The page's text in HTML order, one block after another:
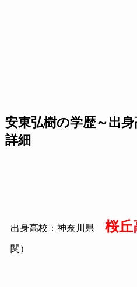
安東弘樹の学歴～出
詳細
出身高校：神奈川県 桜丘
関）